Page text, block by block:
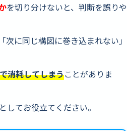
を切り分けないと、判断を誤りや
に同じ構図に巻き込まれない」
消耗してしまうことがありま
てお役立てください。